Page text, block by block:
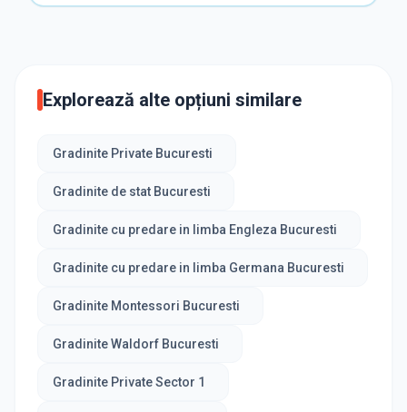
Explorează alte opțiuni similare
Gradinite Private Bucuresti
Gradinite de stat Bucuresti
Gradinite cu predare in limba Engleza Bucuresti
Gradinite cu predare in limba Germana Bucuresti
Gradinite Montessori Bucuresti
Gradinite Waldorf Bucuresti
Gradinite Private Sector 1